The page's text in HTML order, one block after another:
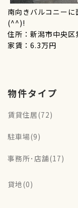
南向きバルコニー
(^^)!
住所：新潟市中央区
家賃：6.3万円
物件タイプ
賃貸住居(72)
駐車場(9)
事務所･店舗(17)
貸地(0)